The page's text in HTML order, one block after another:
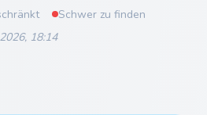
Schwer zu finden
18:14